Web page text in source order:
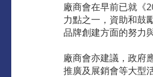
廠商會在早前已就《
力點之一，資助和鼓
品牌創建方面的努力
廠商會亦建議，政府
推廣及展銷會等大型